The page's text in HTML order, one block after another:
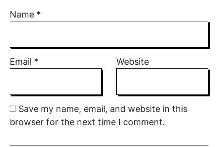
Name *
Email * Website
Save my name, email, and website in this
browser for the next time I comment.